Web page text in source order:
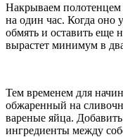
Накрываем полотенцем
на один час. Когда оно
обмять и оставить еще
вырастет минимум в
Тем временем для
обжаренный на
вареные яйца.
ингредиенты между